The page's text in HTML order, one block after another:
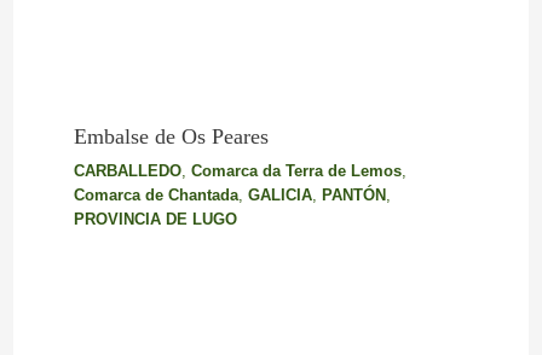
Embalse de Os Peares
CARBALLEDO, Comarca da Terra de Lemos,
Comarca de Chantada, GALICIA, PANTÓN
PROVINCIA DE LUGO